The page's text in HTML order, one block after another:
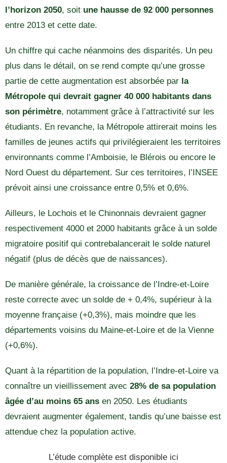
l’horizon 2050, soit une hausse de 92 000 personnes
entre 2013 et cette date.
Un chiffre qui cache néanmoins des disparités. Un peu
plus dans le détail, on se rend compte qu’une grosse
partie de cette augmentation est absorbée par la
Métropole qui devrait gagner 40 000 habitants dans
son périmètre, notamment grâce à l’attractivité sur les
étudiants. En revanche, la Métropole attirerait moins les
familles de jeunes actifs qui privilégieraient les territoires
environnants comme l’Amboisie, le Blérois ou encore le
Nord Ouest du département. Sur ces territoires, l’INSEE
prévoit ainsi une croissance entre 0,5% et 0,6%.
Ailleurs, le Lochois et le Chinonnais devraient gagner
respectivement 4000 et 2000 habitants grâce à un solde
migratoire positif qui contrebalancerait le solde naturel
négatif (plus de décès que de naissances).
De manière générale, la croissance de l’Indre-et-Loire
reste correcte avec un solde de + 0,4%, supérieur à la
moyenne française (+0,3%), mais moindre que les
départements voisins du Maine-et-Loire et de la Vienne
(+0,6%).
Quant à la répartition de la population, l’Indre-et-Loire va
connaître un vieillissement avec 28% de sa population
âgée d’au moins 65 ans en 2050. Les étudiants
devraient augmenter également, tandis qu’une baisse est
attendue chez la population active.
L’étude complète est disponible ici